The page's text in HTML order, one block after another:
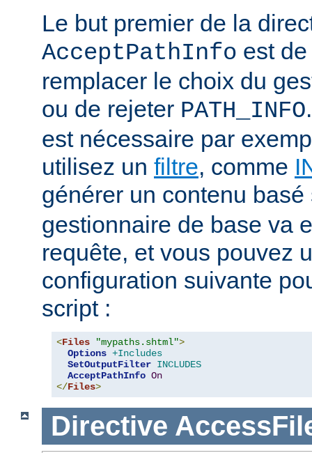
Le but premier de la
AcceptPathInfo est
remplacer le choix du
ou de rejeter PATH_INFO
est nécessaire par
utilisez un filtre, comme
générer un contenu
gestionnaire de base va
requête, et vous pouvez
configuration suivante
script :
<Files "mypaths.shtml">
Options +Includes
SetOutputFilter INCLUDES
AcceptPathInfo On
</Files>
Directive